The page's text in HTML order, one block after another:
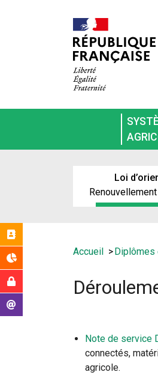
Loi
Intranet MAA
Vous
Accueil Diplômes
Note de service
connectés,
agricole.